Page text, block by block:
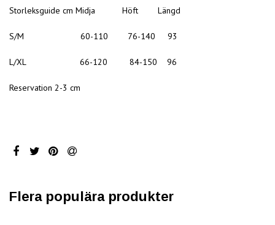
Storleksguide cm Midja Höft Längd
S/M 60-110 76-140 93
L/XL 66-120 84-150 96
Reservation 2-3 cm
Flera populära produkter